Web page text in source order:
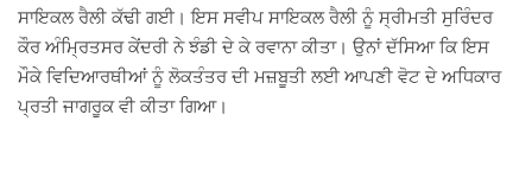
ਸਾਇਕਲ ਰੈਲੀ ਕੱਢੀ ਗਈ। ਇਸ ਸਵੀਪ ਸਾਇਕਲ ਰੈਲੀ ਨੂੰ ਸ੍ਰੀਮਤੀ ਸੁਰਿੰਦਰ
ਕੌਰ ਅੰਮ੍ਰਿਤਸਰ ਕੇਂਦਰੀ ਨੇ ਝੰਡੀ ਦੇ ਕੇ ਰਵਾਨਾ ਕੀਤਾ। ਉਨਾਂ ਦੱਸਿਆ ਕਿ ਇਸ
ਮੌਕੇ ਵਿਦਿਆਰਥੀਆਂ ਨੂੰ ਲੋਕਤੰਤਰ ਦੀ ਮਜ਼ਬੂਤੀ ਲਈ ਆਪਣੀ ਵੋਟ ਦੇ ਅਧਿਕਾਰ
ਪ੍ਰਤੀ ਜਾਗਰੂਕ ਵੀ ਕੀਤਾ ਗਿਆ।